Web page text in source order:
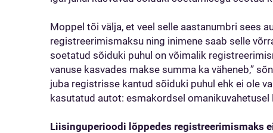
Moppel tõi välja, et veel selle aastanumbri sees
registreerimismaksu ning inimene saab selle
soetatud sõiduki puhul on võimalik
vanuse kasvades makse summa ka väheneb,”
juba registrisse kantud sõiduki puhul ehk ei ole
kasutatud autot: esmakordsel
Liisinguperioodi lõppedes registreerimismaks